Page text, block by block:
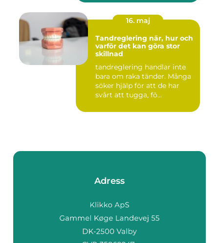
16. maj
Tandreglering när, hur och
varför det kan göra stor
skillnad
tandreglering handlar inte
bara om raka tänder. Många
söker hjälp för att de har
svårt att tugga, fö...
Adress